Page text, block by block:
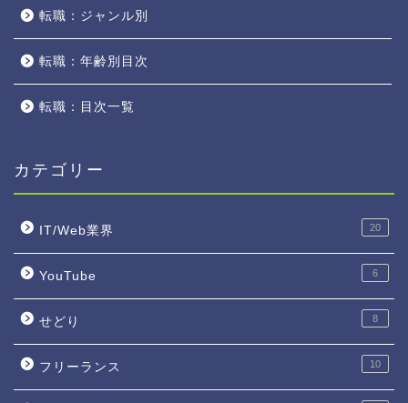
転職：ジャンル別
転職：年齢別目次
転職：目次一覧
カテゴリー
IT/Web業界 20
YouTube 6
せどり 8
フリーランス 10